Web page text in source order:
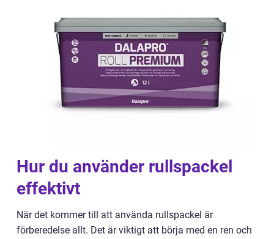
Hur du använder rullspackel
effektivt
När det kommer till att använda rullspackel är
förberedelse allt. Det är viktigt att börja med en ren och